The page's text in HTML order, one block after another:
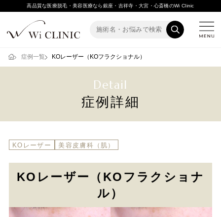
高品質な医療脱毛・美容医療なら銀座・吉祥寺・大宮・心斎橋のWi Clinic
症例一覧 KOレーザー（KOフラクショナル）
Detail
症例詳細
KOレーザー 美容皮膚科（肌）
KOレーザー（KOフラクショナ
ル）